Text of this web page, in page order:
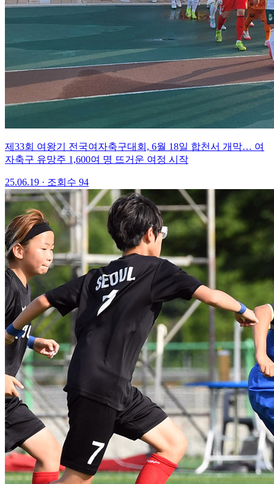
제33회 여왕기 전국여자축구대회, 6월 18일 합천서 개막… 여
자축구 유망주 1,600여 명 뜨거운 여정 시작
25.06.19 · 조회수 94